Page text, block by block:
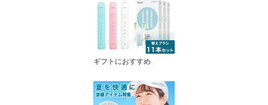
ギフトにおすすめ